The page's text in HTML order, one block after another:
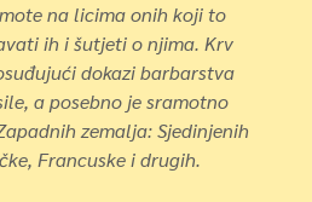
na licima onih koji to
ih i šutjeti o njima. Krv
dokazi barbarstva
a posebno je sramotno
zemalja: Sjedinjenih
Francuske i drugih.